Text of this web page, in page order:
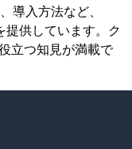
導入方法など、
供しています。ク
立つ知見が満載で